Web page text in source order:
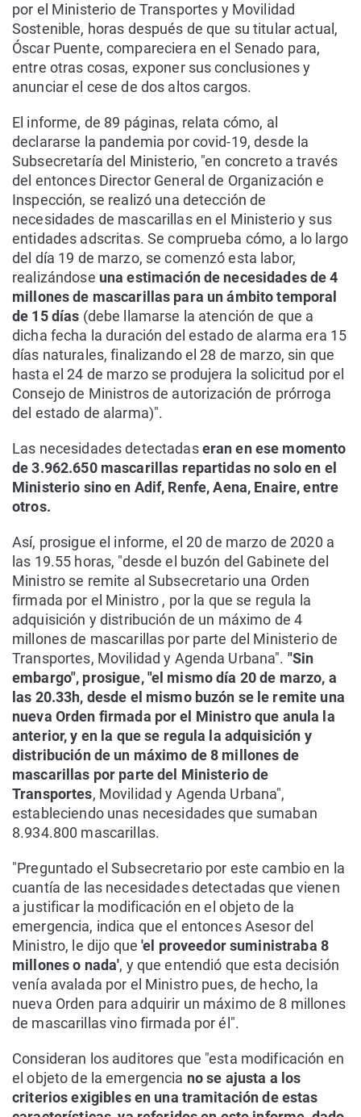
por el Ministerio de Transportes y Movilidad
Sostenible, horas después de que su titular actual,
Óscar Puente, compareciera en el Senado para,
entre otras cosas, exponer sus conclusiones y
anunciar el cese de dos altos cargos.
El informe, de 89 páginas, relata cómo, al
declararse la pandemia por covid-19, desde la
Subsecretaría del Ministerio, "en concreto a través
del entonces Director General de Organización e
Inspección, se realizó una detección de
necesidades de mascarillas en el Ministerio y sus
entidades adscritas. Se comprueba cómo, a lo largo
del día 19 de marzo, se comenzó esta labor,
realizándose una estimación de necesidades de 4
millones de mascarillas para un ámbito temporal
de 15 días (debe llamarse la atención de que a
dicha fecha la duración del estado de alarma era 15
días naturales, finalizando el 28 de marzo, sin que
hasta el 24 de marzo se produjera la solicitud por el
Consejo de Ministros de autorización de prórroga
del estado de alarma)".
Las necesidades detectadaseran en ese momento
de 3.962.650 mascarillas repartidas no solo en el
Ministerio sino en Adif, Renfe, Aena, Enaire, entre
otros.
Así, prosigue el informe, el 20 de marzo de 2020 a
las 19.55 horas, "desde el buzón del Gabinete del
Ministro se remite al Subsecretario una Orden
firmada por el Ministro , por la que se regula la
adquisición y distribución de un máximo de 4
millones de mascarillas por parte del Ministerio de
Transportes, Movilidad y Agenda Urbana". "Sin
embargo", prosigue, "el mismo día 20 de marzo, a
las 20.33h, desde el mismo buzón se le remite una
nueva Orden firmada por el Ministro que anula la
anterior, y en la que se regula la adquisición y
distribución de un máximo de 8 millones de
mascarillas por parte del Ministerio de
Transportes, Movilidad y Agenda Urbana",
estableciendo unas necesidades que sumaban
8.934.800 mascarillas.
"Preguntado el Subsecretario por este cambio en la
cuantía de las necesidades detectadas que vienen
a justificar la modificación en el objeto de la
emergencia, indica que el entonces Asesor del
Ministro, le dijo que'el proveedor suministraba 8
millones o nada', y que entendió que esta decisión
venía avalada por el Ministro pues, de hecho, la
nueva Orden para adquirir un máximo de 8 millones
de mascarillas vino firmada por él".
Consideran los auditores que "esta modificación en
el objeto de la emergencia no se ajusta a los
criterios exigibles en una tramitación de estas